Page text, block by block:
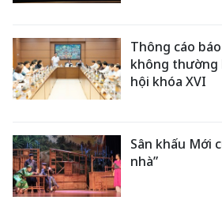
Thông cáo
không thường
hội khóa XVI
Sân khấu Mới
nhà”